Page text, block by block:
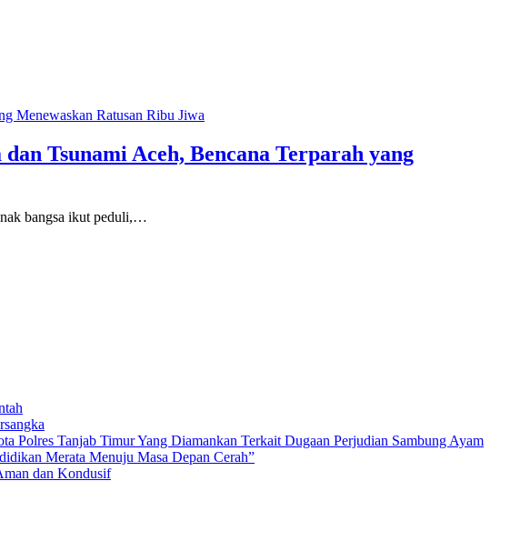
Tsunami Aceh, Bencana Terparah yang
bangsa ikut peduli,…
Polres Tanjab Timur Yang Diamankan Terkait Dugaan Perjudian Sambung Ayam
Merata Menuju Masa Depan Cerah”
dan Kondusif